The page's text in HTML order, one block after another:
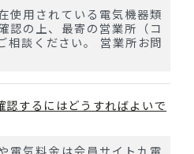
使用されている電気機器類
認の上、最寄の営業所（コ
相談ください。 営業所お問
認するにはどうすればよいで
電気料金は会員サイト九電